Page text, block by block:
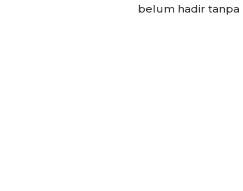
belum hadir tanpa